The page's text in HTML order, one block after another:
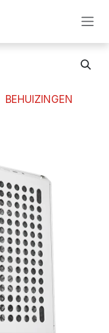
BEHUIZINGEN